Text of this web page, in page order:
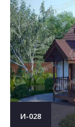
И-028